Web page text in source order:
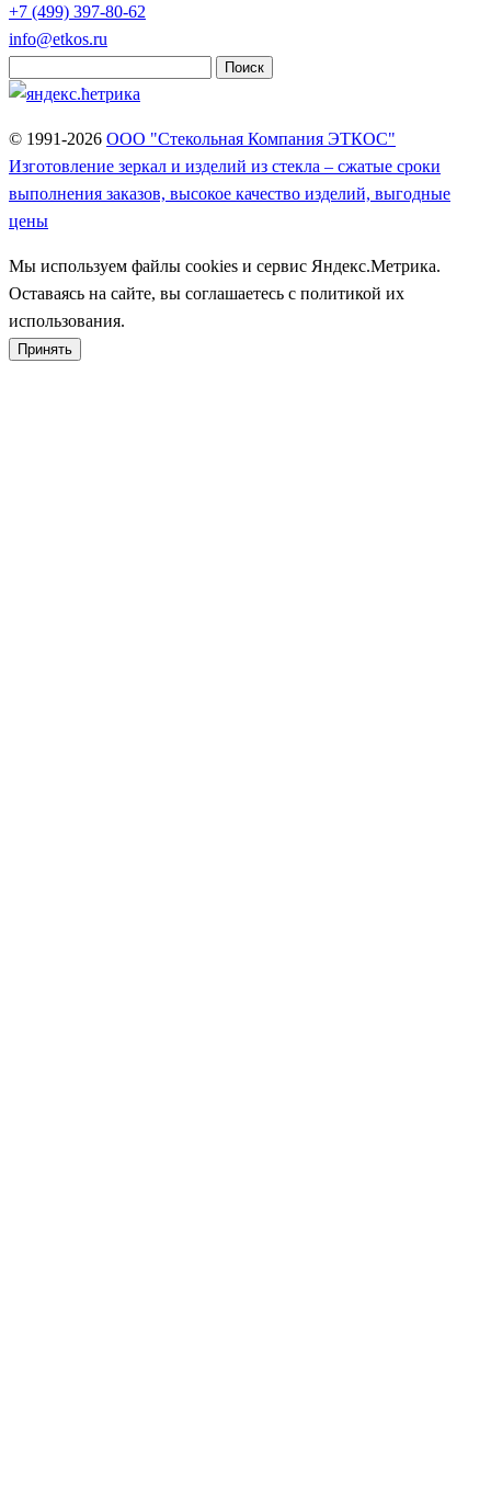
+7 (499) 397-80-62
info@etkos.ru
© 1991-2026 ООО "Стекольная Компания ЭТКОС"
Изготовление зеркал и изделий из стекла – сжатые сроки
выполнения заказов, высокое качество изделий, выгодные
цены
Мы используем файлы cookies и сервис Яндекс.Метрика.
Оставаясь на сайте, вы соглашаетесь с политикой их
использования.
Принять